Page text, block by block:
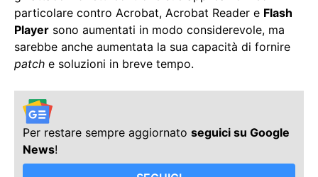
particolare contro Acrobat, Acrobat Reader e Flash
Player sono aumentati in modo considerevole, ma
sarebbe anche aumentata la sua capacità di fornire
patch e soluzioni in breve tempo.
Per restare sempre aggiornato seguici su Google
News!